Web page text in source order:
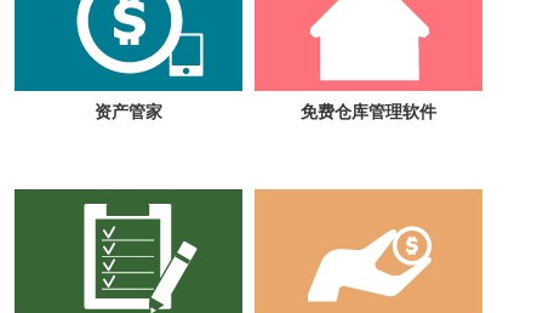
资产管家 免费仓库管理软件